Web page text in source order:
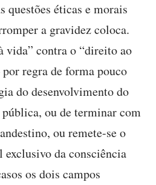
questões éticas e morais
a gravidez coloca.
vida” contra o “direito ao
regra de forma pouco
do desenvolvimento do
ou de terminar com
ou remete-se o
da consciência
os dois campos